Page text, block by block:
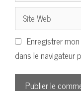
Site
Web
Enregistrer
dans le navigateur